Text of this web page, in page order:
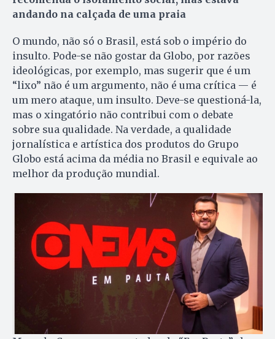
andando na calçada de uma praia
O mundo, não só o Brasil, está sob o império do
insulto. Pode-se não gostar da Globo, por razões
ideológicas, por exemplo, mas sugerir que é um
“lixo” não é um argumento, não é uma crítica — é
um mero ataque, um insulto. Deve-se questioná-la,
mas o xingatório não contribui com o debate
sobre sua qualidade. Na verdade, a qualidade
jornalística e artística dos produtos do Grupo
Globo está acima da média no Brasil e equivale ao
melhor da produção mundial.